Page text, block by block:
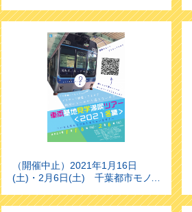
アー」 大好評のため追加開催いた
します！
（開催中止）2021年1月16日
(土)・2月6日(土) 千葉都市モノ
２０２１冬篇＞を開催します！